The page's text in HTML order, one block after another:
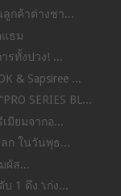
กค้าต่างชา...
แธม
รทั้งปวง! ...
& Sapsiree ...
SERIES BL...
มียมจากอ...
ก ในวันพุธ...
ผัส...
1 ดึง ‘เก่ง...